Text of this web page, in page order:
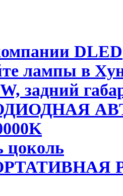
DLED
лампы в
задний
цоколь